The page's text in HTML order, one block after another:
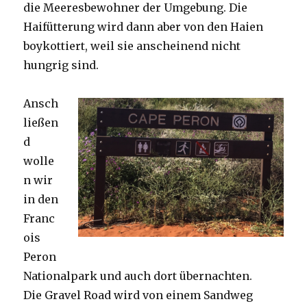
die Meeresbewohner der Umgebung. Die
Haifütterung wird dann aber von den Haien
boykottiert, weil sie anscheinend nicht
hungrig sind.
Ansch
ließen
d
wolle
n wir
in den
Franc
ois
Peron
Nationalpark und auch dort übernachten.
Die Gravel Road wird von einem Sandweg